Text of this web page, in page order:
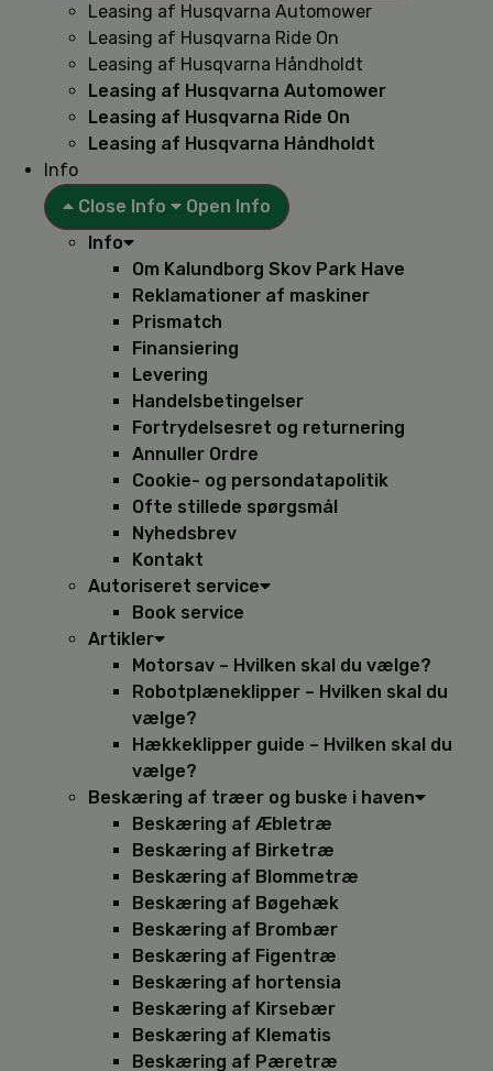
Leasing af Husqvarna Automower
Leasing af Husqvarna Ride On
Leasing af Husqvarna Håndholdt
Leasing af Husqvarna Automower
Leasing af Husqvarna Ride On
Leasing af Husqvarna Håndholdt
Info
Close Info
Open Info
Info
Om Kalundborg Skov Park Have
Reklamationer af maskiner
Prismatch
Finansiering
Levering
Handelsbetingelser
Fortrydelsesret og returnering
Annuller Ordre
Cookie- og persondatapolitik
Ofte stillede spørgsmål
Nyhedsbrev
Kontakt
Autoriseret service
Book service
Artikler
Motorsav – Hvilken skal du vælge?
Robotplæneklipper – Hvilken skal du
vælge?
Hækkeklipper guide – Hvilken skal du
vælge?
Beskæring af træer og buske i haven
Beskæring af Æbletræ
Beskæring af Birketræ
Beskæring af Blommetræ
Beskæring af Bøgehæk
Beskæring af Brombær
Beskæring af Figentræ
Beskæring af hortensia
Beskæring af Kirsebær
Beskæring af Klematis
Beskæring af Pæretræ